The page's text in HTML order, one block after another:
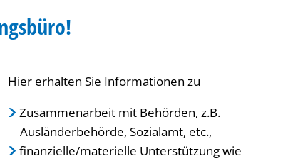
Hier erhalten Sie Informationen zu
Zusammenarbeit mit Behörden, z.B.
Ausländerbehörde, Sozialamt, etc.,
finanzielle/materielle Unterstützung wie